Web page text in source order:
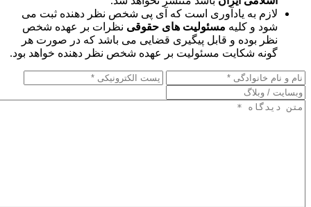
لازم به یادآوری است که آی پی شخص نظر دهنده ثبت می
شود و کلیه مسئولیت های حقوقی نظرات بر عهده شخص
نظر بوده و قابل پیگیری قضایی می باشد که در صورت هر
گونه شکایت مسئولیت بر عهده شخص نظر دهنده خواهد بود.